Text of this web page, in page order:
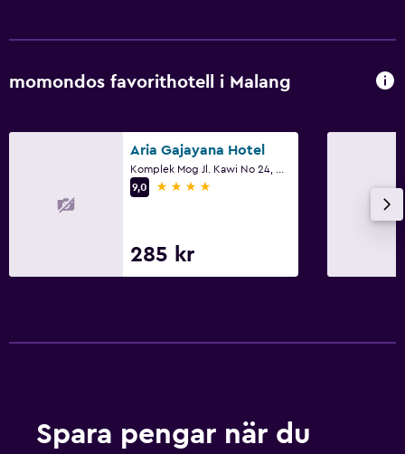
momondos favorithotell i Malang
Aria Gajayana Hotel
9,0
4 stjärnor
285 kr
Spara pengar när du